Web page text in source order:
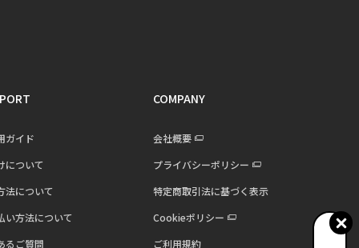
ガイド
について
法について
い方法について
るご質問
COMPANY
会社概要
プライバシーポリシー
特定商取引法に基づく表示
Cookieポリシー
ご利用規約